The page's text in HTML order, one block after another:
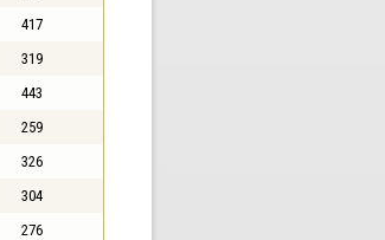
417
319
443
259
326
304
276